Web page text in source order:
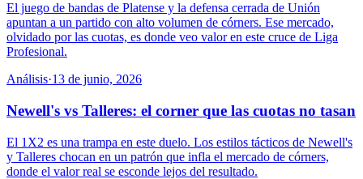
El juego de bandas de Platense y la defensa cerrada de Unión
apuntan a un partido con alto volumen de córners. Ese mercado,
olvidado por las cuotas, es donde veo valor en este cruce de Liga
Profesional.
Análisis·13 de junio, 2026
Newell's vs Talleres: el corner que las cuotas no tasan
El 1X2 es una trampa en este duelo. Los estilos tácticos de Newell's
y Talleres chocan en un patrón que infla el mercado de córners,
donde el valor real se esconde lejos del resultado.